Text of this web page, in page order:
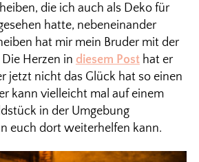
die ich auch als Deko für
hatte, nebeneinander
hat mir mein Bruder mit der
Herzen in diesem Posthat er
jetzt nicht das Glück hat so einen
kann vielleicht mal auf einem
in der Umgebung
euch dort weiterhelfen kann.